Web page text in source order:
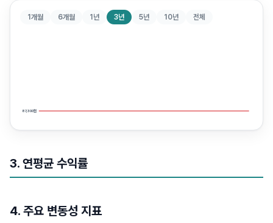
1개월 6개월 1년 3년 5년 10년 전체
87,300원
87,300원
87,300원
3. 연평균 수익률
4. 주요 변동성 지표